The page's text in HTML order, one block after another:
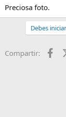
Preciosa foto.
Debes
Compartir: